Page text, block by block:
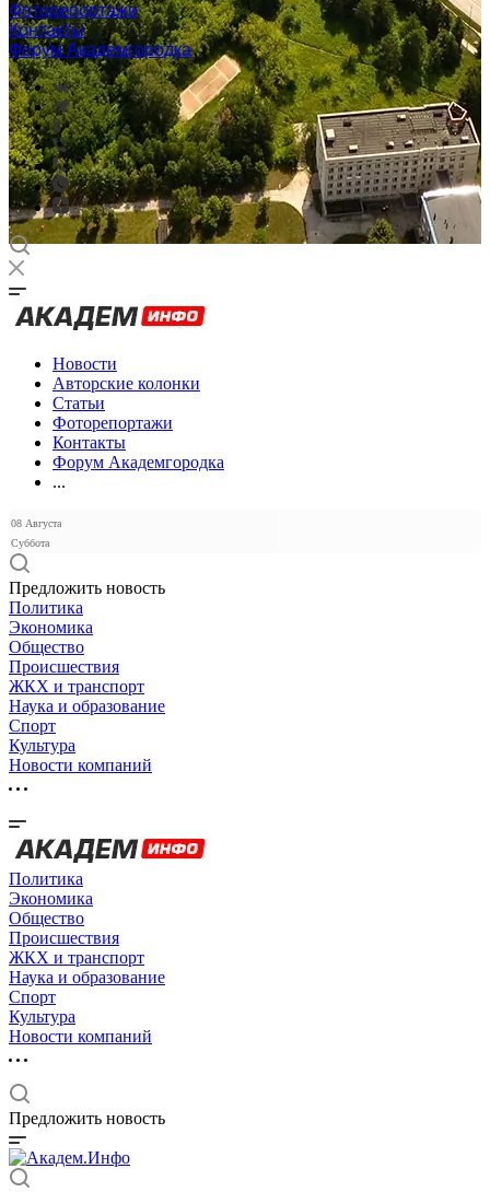
Фоторепортажи
Контакты
Форум Академгородка
Новости
Авторские колонки
Статьи
Фоторепортажи
Контакты
Форум Академгородка
...
08 Августа
Суббота
Предложить новость
Политика
Экономика
Общество
Происшествия
ЖКХ и транспорт
Наука и образование
Спорт
Культура
Новости компаний
Политика
Экономика
Общество
Происшествия
ЖКХ и транспорт
Наука и образование
Спорт
Культура
Новости компаний
Предложить новость